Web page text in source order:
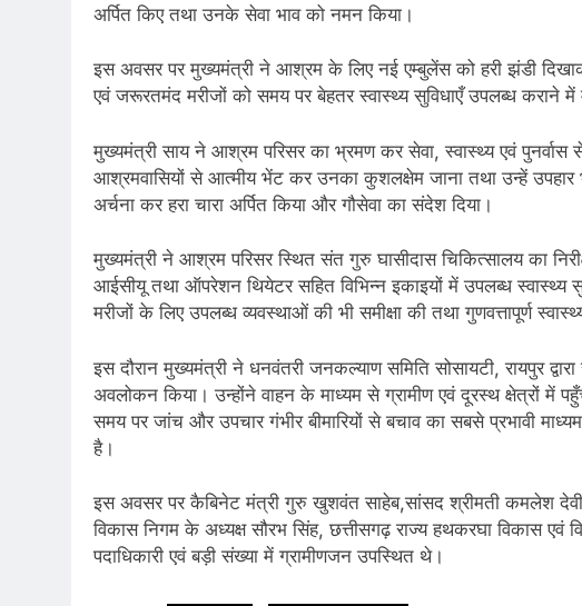
अर्पित किए तथा उनके सेवा भाव को नमन किया।
इस अवसर पर मुख्यमंत्री ने आश्रम के लिए नई एम्बुलेंस को हरी झंडी
एवं जरूरतमंद मरीजों को समय पर बेहतर स्वास्थ्य सुविधाएँ उपलब्ध कराने में
मुख्यमंत्री साय ने आश्रम परिसर का भ्रमण कर सेवा, स्वास्थ्य एवं पुनर्वास
आश्रमवासियों से आत्मीय भेंट कर उनका कुशलक्षेम जाना तथा उन्हें उपहार
अर्चना कर हरा चारा अर्पित किया और गौसेवा का संदेश दिया।
मुख्यमंत्री ने आश्रम परिसर स्थित संत गुरु घासीदास चिकित्सालय का
आईसीयू तथा ऑपरेशन थियेटर सहित विभिन्न इकाइयों में उपलब्ध स्वास्थ्य
मरीजों के लिए उपलब्ध व्यवस्थाओं की भी समीक्षा की तथा गुणवत्तापूर्ण
इस दौरान मुख्यमंत्री ने धनवंतरी जनकल्याण समिति सोसायटी, रायपुर
अवलोकन किया। उन्होंने वाहन के माध्यम से ग्रामीण एवं दूरस्थ क्षेत्रों में
समय पर जांच और उपचार गंभीर बीमारियों से बचाव का सबसे प्रभावी
है।
इस अवसर पर कैबिनेट मंत्री गुरु खुशवंत साहेब,सांसद श्रीमती कमलेश
विकास निगम के अध्यक्ष सौरभ सिंह, छत्तीसगढ़ राज्य हथकरघा विकास
पदाधिकारी एवं बड़ी संख्या में ग्रामीणजन उपस्थित थे।